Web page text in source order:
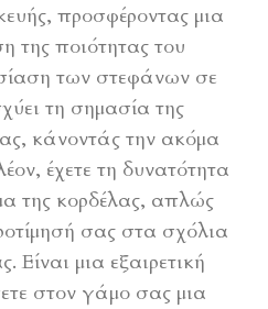
προσφέροντας μια
της ποιότητας του
των στεφάνων σε
τη σημασία της
κάνοντάς την ακόμα
έχετε τη δυνατότητα
της κορδέλας, απλώς
σας στα σχόλια
μια εξαιρετική
στον γάμο σας μια